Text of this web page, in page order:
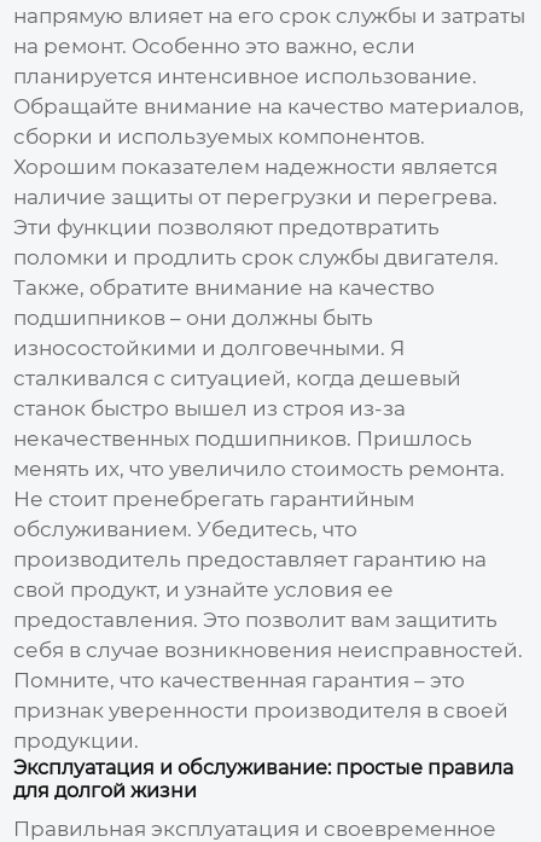
напрямую влияет на его срок службы и затраты
на ремонт. Особенно это важно, если
планируется интенсивное использование.
Обращайте внимание на качество материалов,
сборки и используемых компонентов.
Хорошим показателем надежности является
наличие защиты от перегрузки и перегрева.
Эти функции позволяют предотвратить
поломки и продлить срок службы двигателя.
Также, обратите внимание на качество
подшипников – они должны быть
износостойкими и долговечными. Я
сталкивался с ситуацией, когда дешевый
станок быстро вышел из строя из-за
некачественных подшипников. Пришлось
менять их, что увеличило стоимость ремонта.
Не стоит пренебрегать гарантийным
обслуживанием. Убедитесь, что
производитель предоставляет гарантию на
свой продукт, и узнайте условия ее
предоставления. Это позволит вам защитить
себя в случае возникновения неисправностей.
Помните, что качественная гарантия – это
признак уверенности производителя в своей
продукции.
Эксплуатация и обслуживание: простые правила
для долгой жизни
Правильная эксплуатация и своевременное